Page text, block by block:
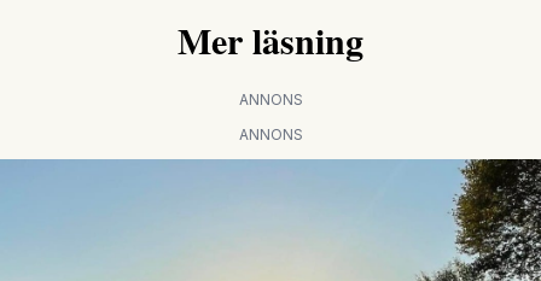
Mer läsning
ANNONS
ANNONS